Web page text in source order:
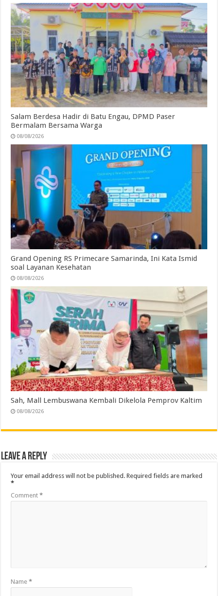
Salam Berdesa Hadir di Batu Engau, DPMD Paser
Bermalam Bersama Warga
08/08/2026
Grand Opening RS Primecare Samarinda, Ini Kata Ismid
soal Layanan Kesehatan
08/08/2026
Sah, Mall Lembuswana Kembali Dikelola Pemprov Kaltim
08/08/2026
Leave a Reply
Your email address will not be published. Required fields are marked
*
Comment*
Name*